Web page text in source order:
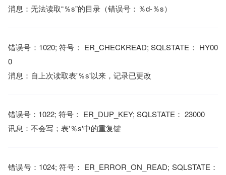
消息：无法读取“％s”的目录（错误号：％d-％s）
错误号：1020; 符号： ER_CHECKREAD; SQLSTATE： HY00
0
消息：自上次读取表'％s'以来，记录已更改
错误号：1022; 符号： ER_DUP_KEY; SQLSTATE： 23000
讯息：不会写；表'％s'中的重复键
错误号：1024; 符号： ER_ERROR_ON_READ; SQLSTATE：